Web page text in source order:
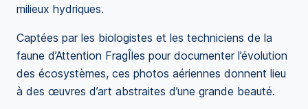
milieux hydriques.
Captées par les biologistes et les techniciens de la
faune d’Attention FragÎles pour documenter l’évolution
des écosystèmes, ces photos aériennes donnent lieu
à des œuvres d’art abstraites d’une grande beauté.